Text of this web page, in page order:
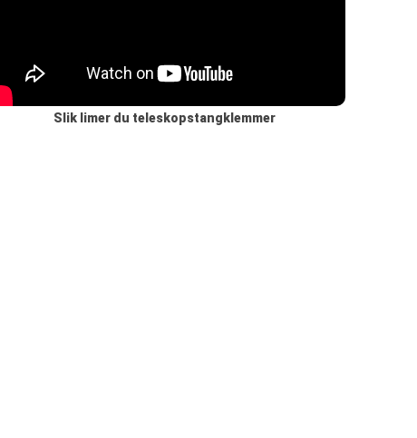
Slik limer du teleskopstangklemmer